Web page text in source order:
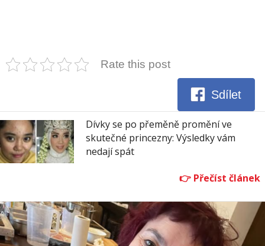
Rate this post
Sdílet
Dívky se po přeměně promění ve
skutečné princezny: Výsledky vám
nedají spát